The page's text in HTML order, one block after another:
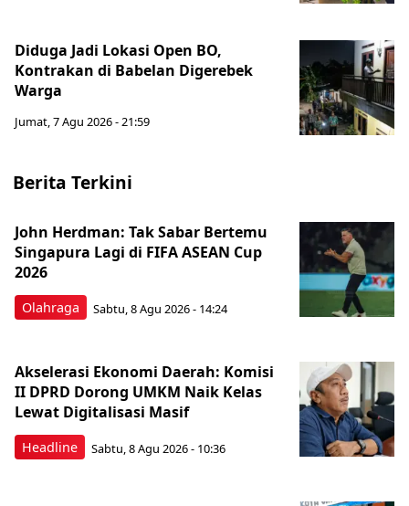
Diduga Jadi Lokasi Open BO,
Kontrakan di Babelan Digerebek
Warga
Jumat, 7 Agu 2026 - 21:59
Berita Terkini
Olahraga
John Herdman: Tak Sabar Bertemu
Singapura Lagi di FIFA ASEAN Cup
2026
Sabtu, 8 Agu 2026 - 14:24
Headline
Akselerasi Ekonomi Daerah: Komisi
II DPRD Dorong UMKM Naik Kelas
Lewat Digitalisasi Masif
Sabtu, 8 Agu 2026 - 10:36